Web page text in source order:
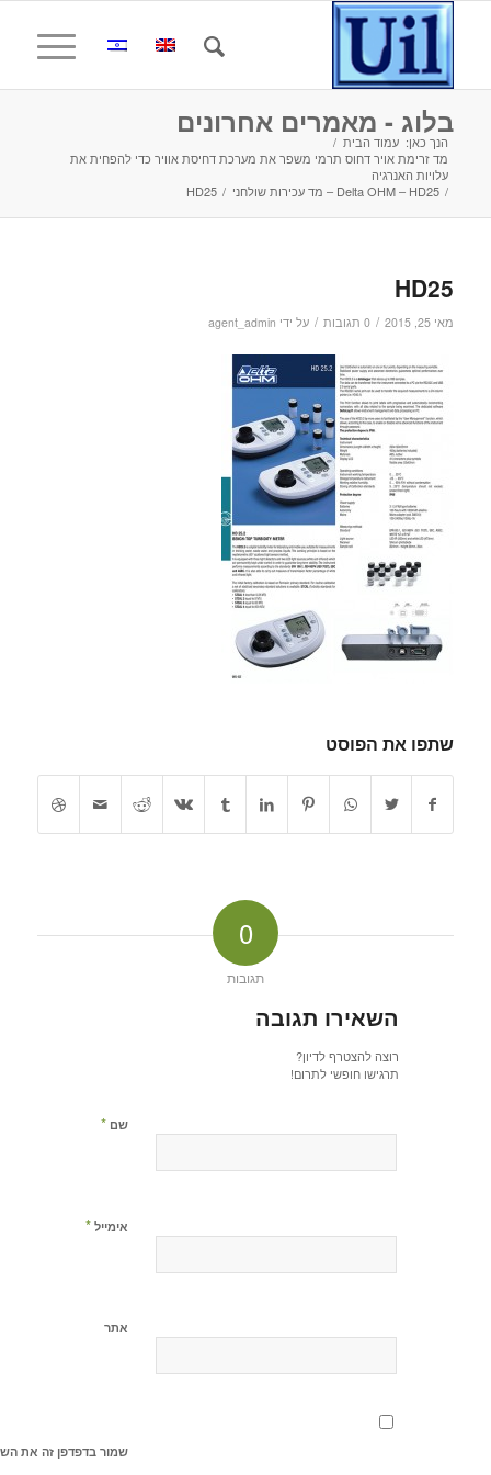
בלוג - מאמרים אחרונים
הנך כאן: עמוד הבית /
מד זרימת אויר דחוס תרמי משפר את מערכת דחיסת אוויר כדי להפחית את
עלויות האנרגיה
/ Delta OHM – HD25 – מד עכירות שולחני /
HD25
HD25
מאי 25, 2015 / 0 תגובות / על ידי agent_admin
שתפו את הפוסט
0
תגובות
השאירו תגובה
רוצה להצטרף לדיון?
תרגישו חופשי לתרום!
שם *
אימייל *
אתר
שמור בדפדפן זה את